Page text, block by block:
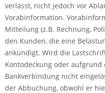
verlässt, nicht jedoch vor
Vorabinformation.
Mitteilung (z.B. Rechnung,
den Kunden, die eine
ankündigt. Wird die
Kontodeckung oder
Bankverbindung nicht
der Abbuchung, obwohl er